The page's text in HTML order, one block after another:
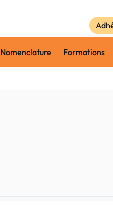
Nomenclature Formations